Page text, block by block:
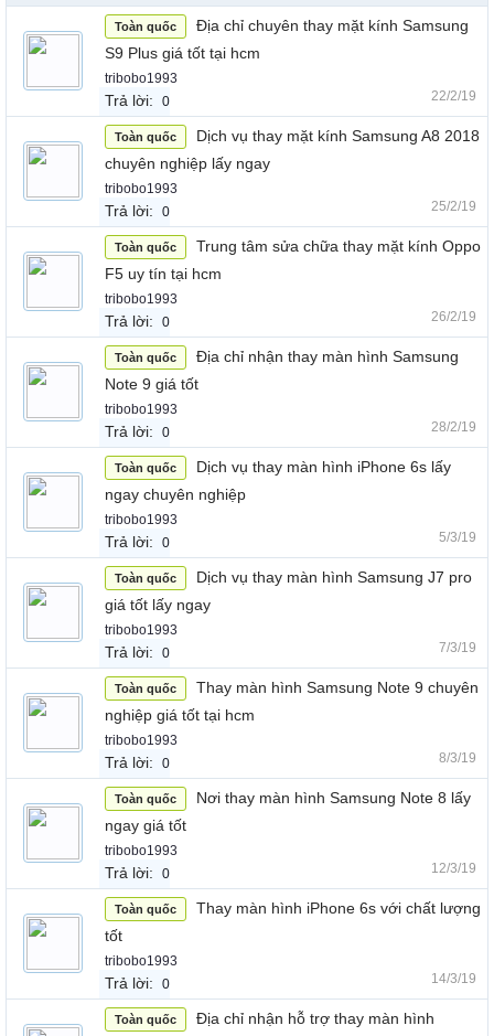
Toàn quốc
Địa chỉ chuyên thay mặt kính Samsung
S9 Plus giá tốt tại hcm
tribobo1993
Trả lời: 0 22/2/19
Toàn quốc
Dịch vụ thay mặt kính Samsung A8 2018
chuyên nghiệp lấy ngay
tribobo1993
Trả lời: 0 25/2/19
Toàn quốc
Trung tâm sửa chữa thay mặt kính Oppo
F5 uy tín tại hcm
tribobo1993
Trả lời: 0 26/2/19
Toàn quốc
Địa chỉ nhận thay màn hình Samsung
Note 9 giá tốt
tribobo1993
Trả lời: 0 28/2/19
Toàn quốc
Dịch vụ thay màn hình iPhone 6s lấy
ngay chuyên nghiệp
tribobo1993
Trả lời: 0 5/3/19
Toàn quốc
Dịch vụ thay màn hình Samsung J7 pro
giá tốt lấy ngay
tribobo1993
Trả lời: 0 7/3/19
Toàn quốc
Thay màn hình Samsung Note 9 chuyên
nghiệp giá tốt tại hcm
tribobo1993
Trả lời: 0 8/3/19
Toàn quốc
Nơi thay màn hình Samsung Note 8 lấy
ngay giá tốt
tribobo1993
Trả lời: 0 12/3/19
Toàn quốc
Thay màn hình iPhone 6s với chất lượng
tốt
tribobo1993
Trả lời: 0 14/3/19
Toàn quốc
Địa chỉ nhận hỗ trợ thay màn hình